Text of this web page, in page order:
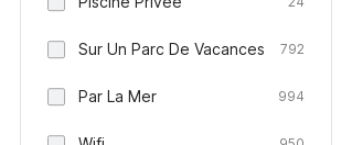
Sur Un Parc De Vacances 792
Par La Mer 994